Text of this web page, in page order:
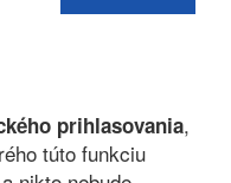
prihlasovania,
túto funkciu